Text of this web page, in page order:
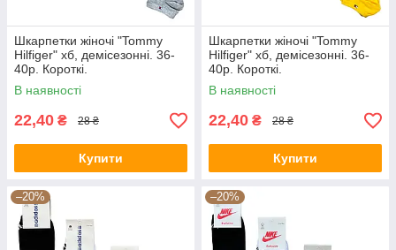
Шкарпетки жіночі "Tommy
Hilfiger" хб, демісезонні. 36-
40р. Короткі.
В наявності
22,40 ₴ 28 ₴
Купити
Шкарпетки жіночі "Tommy
Hilfiger" хб, демісезонні. 36-
40р. Короткі.
В наявності
22,40 ₴ 28 ₴
Купити
–20% –20%